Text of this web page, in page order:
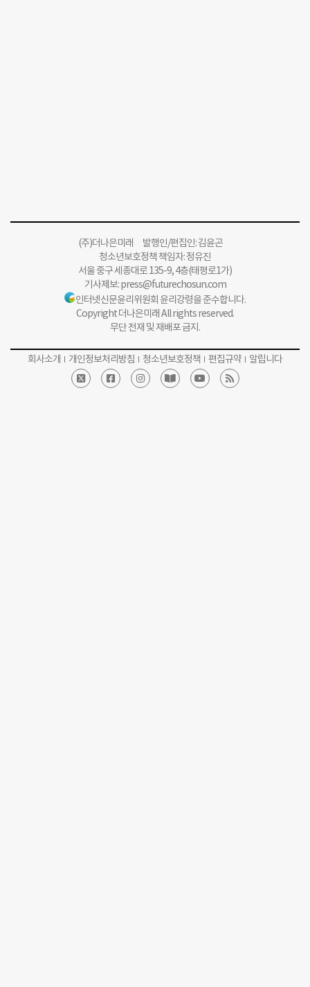
(주)더나은미래 발행인/편집인: 김윤곤
청소년보호정책 책임자: 정유진
서울 중구 세종대로 135-9, 4층(태평로1가)
기사제보:press@futurechosun.com
인터넷신문윤리위원회 윤리강령을 준수합니다.
Copyright 더나은미래 All rights reserved.
무단 전재 및 재배포 금지.
회사소개 개인정보처리방침 청소년보호정책 편집규약 알립니다